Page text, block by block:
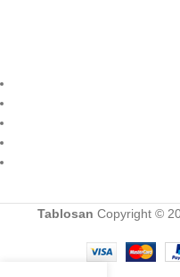
Tablosan Copyright ©